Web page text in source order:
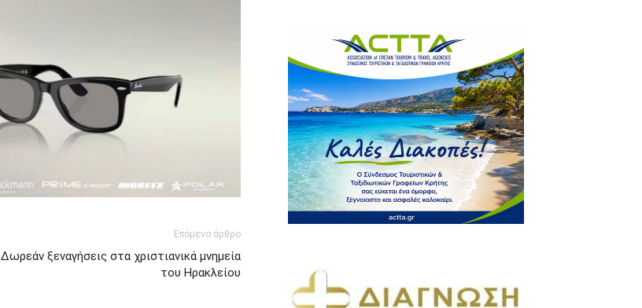
Επόμενο άρθρο
Δωρεάν ξεναγήσεις στα χριστιανικά μνημεία
του Ηρακλείου